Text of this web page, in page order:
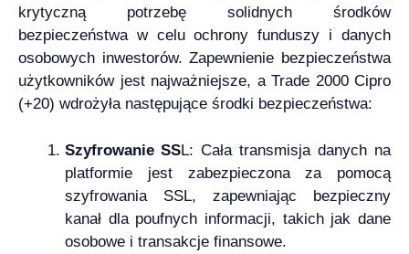
krytyczną potrzebę solidnych środków
bezpieczeństwa w celu ochrony funduszy i danych
osobowych inwestorów. Zapewnienie bezpieczeństwa
użytkowników jest najważniejsze, a Trade 2000 Cipro
(+20) wdrożyła następujące środki bezpieczeństwa:
Szyfrowanie SSL: Cała transmisja danych na
platformie jest zabezpieczona za pomocą
szyfrowania SSL, zapewniając bezpieczny
kanał dla poufnych informacji, takich jak dane
osobowe i transakcje finansowe.